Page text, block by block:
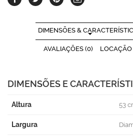
DIMENSÕES &
AVALIAÇÕES (0)
DIMENSÕES E
Altura 53
Largura